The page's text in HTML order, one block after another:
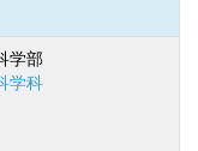
学部
学科